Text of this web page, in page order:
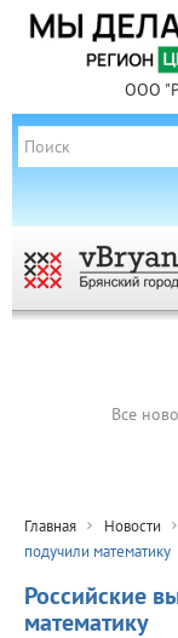
ООО
Все
Главная Новости
подучили математику
Российские
математику